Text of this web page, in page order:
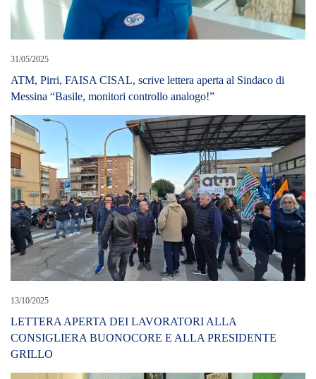
31/05/2025
ATM, Pirri, FAISA CISAL, scrive lettera aperta al Sindaco di
Messina “Basile, monitori controllo analogo!”
13/10/2025
LETTERA APERTA DEI LAVORATORI ALLA
CONSIGLIERA BUONOCORE E ALLA PRESIDENTE
GRILLO